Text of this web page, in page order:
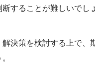
することが難しいでし
解決策を検討する上で、